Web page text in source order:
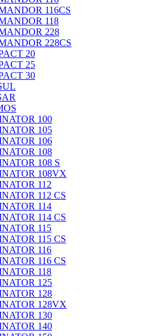
116CS
118
228
228CS
20
25
30
100
105
106
108
108 S
108VX
112
112 CS
114
114 CS
115
115 CS
116
116 CS
118
125
128
128VX
130
140